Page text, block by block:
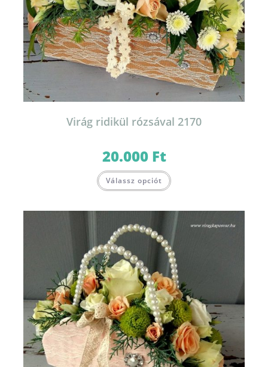
Virág ridikül rózsával 2170
20.000 Ft
Válassz opciót